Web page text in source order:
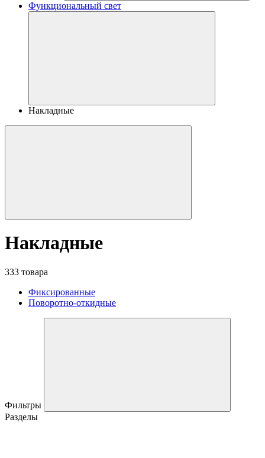
Функциональный свет
Накладные
Накладные
333 товара
Фиксированные
Поворотно-откидные
Фильтры
Разделы